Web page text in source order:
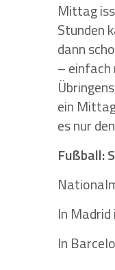
Mittag
Stunden
dann
– einfach
ein
es nur
Fußball:
In
In